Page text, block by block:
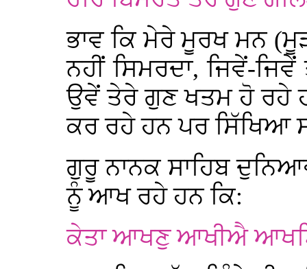
ਭਾਵ ਕਿ ਮੇਰੇ ਮੂਰਖ ਮਨ
ਨਹੀਂ ਸਿਮਰਦਾ, ਜਿਵੇਂ-
ਉਵੇਂ ਤੇਰੇ ਗੁਣ ਖਤਮ ਹੋ ਰਹੇ
ਕਰ ਰਹੇ ਹਨ ਪਰ ਸਿੱਖਿਆ
ਗੁਰੂ ਨਾਨਕ ਸਾਹਿਬ
ਨੂੰ ਆਖ ਰਹੇ ਹਨ ਕਿ:
ਕੇਤਾ ਆਖਣੁ ਆਖੀਐ